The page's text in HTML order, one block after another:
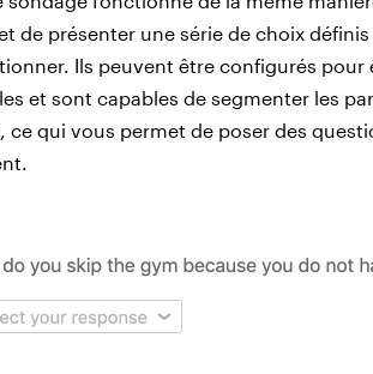
de présenter une série de choix
Ils peuvent être configurés pour
et sont capables de segmenter les
ce qui vous permet de poser des